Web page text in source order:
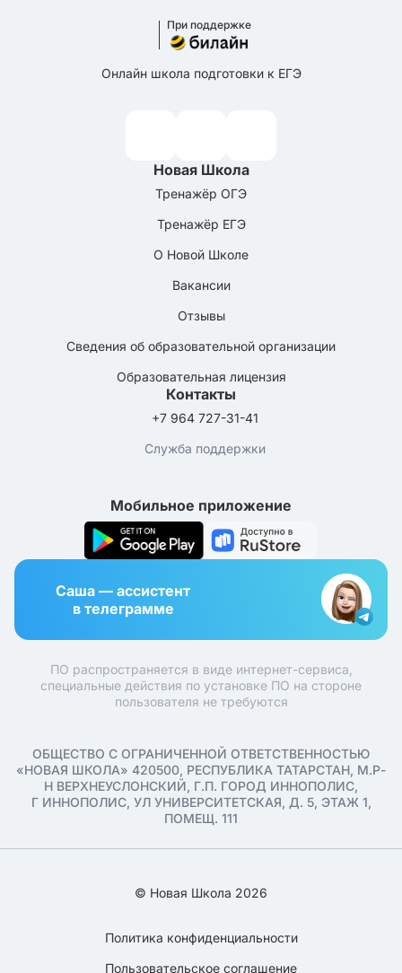
При поддержке
Онлайн школа подготовки к ЕГЭ
Новая Школа
Тренажёр ОГЭ
Тренажёр ЕГЭ
О Новой Школе
Вакансии
Отзывы
Сведения об образовательной организации
Образовательная лицензия
Контакты
+7 964 727-31-41
Служба поддержки
Мобильное приложение
Саша — ассистент
в телеграмме
ПО распространяется в виде интернет-сервиса,
специальные действия по установке ПО на стороне
пользователя не требуются
ОБЩЕСТВО С ОГРАНИЧЕННОЙ ОТВЕТСТВЕННОСТЬЮ
«НОВАЯ ШКОЛА» 420500, РЕСПУБЛИКА ТАТАРСТАН, М.Р-
Н ВЕРХНЕУСЛОНСКИЙ, Г.П. ГОРОД ИННОПОЛИС,
Г ИННОПОЛИС, УЛ УНИВЕРСИТЕТСКАЯ, Д. 5, ЭТАЖ 1,
ПОМЕЩ. 111
© Новая Школа 2026
Политика конфиденциальности
Пользовательское соглашение